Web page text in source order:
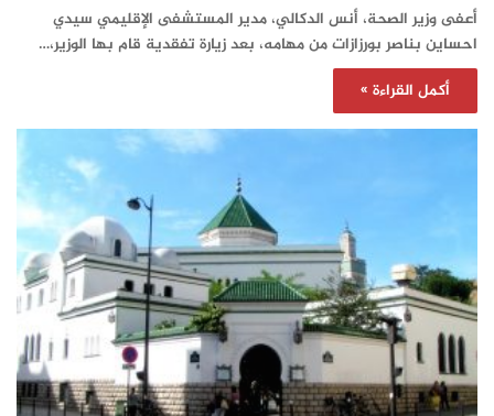
أعفى وزير الصحة، أنس الدكالي، مدير المستشفى الإقليمي سيدي
احساين بناصر بورزازات من مهامه، بعد زيارة تفقدية قام بها الوزير،…
أكمل القراءة »